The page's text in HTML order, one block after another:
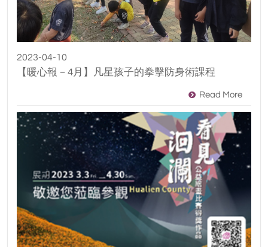
2023-04-10
【暖心報－4月】凡星孩子的拳擊防身術課程
Read More